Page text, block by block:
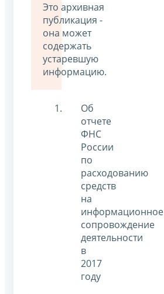
Это архивная
публикация -
она может
содержать
устаревшую
информацию.
Об
отчете
ФНС
России
по
расходованию
средств
на
информационное
сопровождение
деятельности
в
2017
году